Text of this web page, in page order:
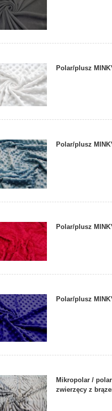
Polar/plusz
Polar/plusz
Polar/plusz
Polar/plusz
Mikropolar /
zwierzęcy z